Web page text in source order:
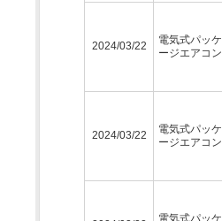
2024/03/22
電気式パッケ
ージエアコン
2024/03/22
電気式パッケ
ージエアコン
電気式パッケ